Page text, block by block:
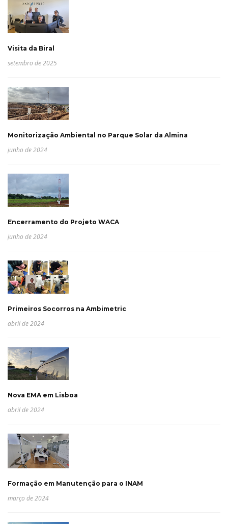
Visita da Biral
setembro de 2025
Monitorização Ambiental no Parque Solar da Almina
junho de 2024
Encerramento do Projeto WACA
junho de 2024
Primeiros Socorros na Ambimetric
abril de 2024
Nova EMA em Lisboa
abril de 2024
Formação em Manutenção para o INAM
março de 2024